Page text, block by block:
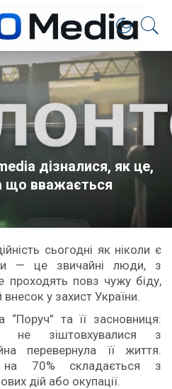
дізналися, як це,
що вважається
сьогодні як ніколи є
— це звичайні люди, з
проходять повз чужу біду,
у захист України.
“Поруч” та її засновниця:
не зіштовхувалися з
перевернула її життя.
на 70% складається з
дій або окупації.